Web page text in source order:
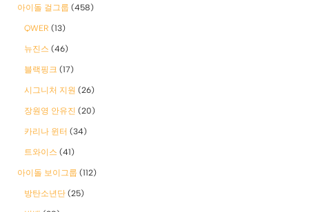
아이돌 걸그룹 (458)
QWER (13)
뉴진스 (46)
블랙핑크 (17)
시그니처 지원 (26)
장원영 안유진 (20)
카리나 윈터 (34)
트와이스 (41)
아이돌 보이그룹 (112)
방탄소년단 (25)